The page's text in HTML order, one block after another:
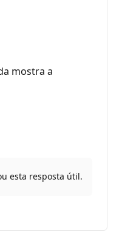
mostra a
esta resposta útil.